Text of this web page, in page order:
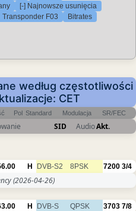
[-] Najnowsze usunięcia
Transponder F03 Bitrates
według częstotliwości
CET
Pol Standard Modulacja SR/FEC
SID AudioAkt.
H DVB-S2 8PSK 7200 3/4
(2026-04-26)
H DVB-S QPSK 3703 7/8